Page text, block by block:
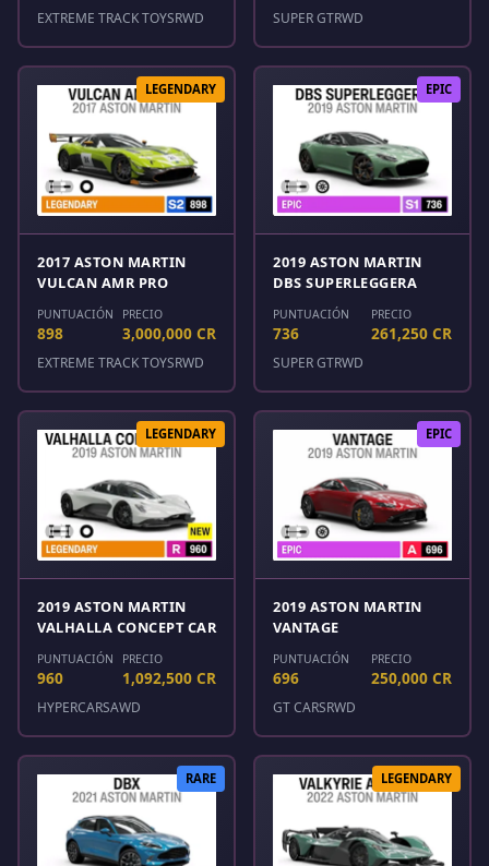
EXTREME TRACK TOYSRWD SUPER GTRWD
LEGENDARY
2017 ASTON MARTIN
VULCAN AMR PRO
PUNTUACIÓN
898
PRECIO
3,000,000 CR
EXTREME TRACK TOYSRWD
EPIC
2019 ASTON MARTIN
DBS SUPERLEGGERA
PUNTUACIÓN
736
PRECIO
261,250 CR
SUPER GTRWD
LEGENDARY
2019 ASTON MARTIN
VALHALLA CONCEPT CAR
PUNTUACIÓN
960
PRECIO
1,092,500 CR
HYPERCARSAWD
EPIC
2019 ASTON MARTIN
VANTAGE
PUNTUACIÓN
696
PRECIO
250,000 CR
GT CARSRWD
RARE LEGENDARY